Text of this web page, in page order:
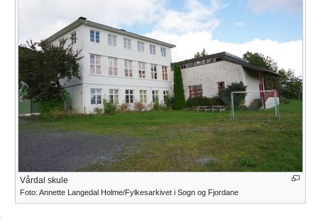
Vårdal skule
Foto: Annette Langedal Holme/Fylkesarkivet i Sogn og Fjordane